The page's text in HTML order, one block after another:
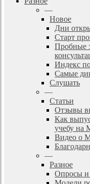
—
Новое
Дни
Старт
Пробные
Индекс
Самые
Слушать
—
Статьи
Отзывы
Как
учебу на
Видео о
—
Разное
Опросы и